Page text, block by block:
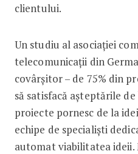
clientului.
Un studiu al asociației
telecomunicații din
covârșitor – de 75% din
să satisfacă așteptările
proiecte pornesc de la
echipe de specialiști
automat viabilitatea